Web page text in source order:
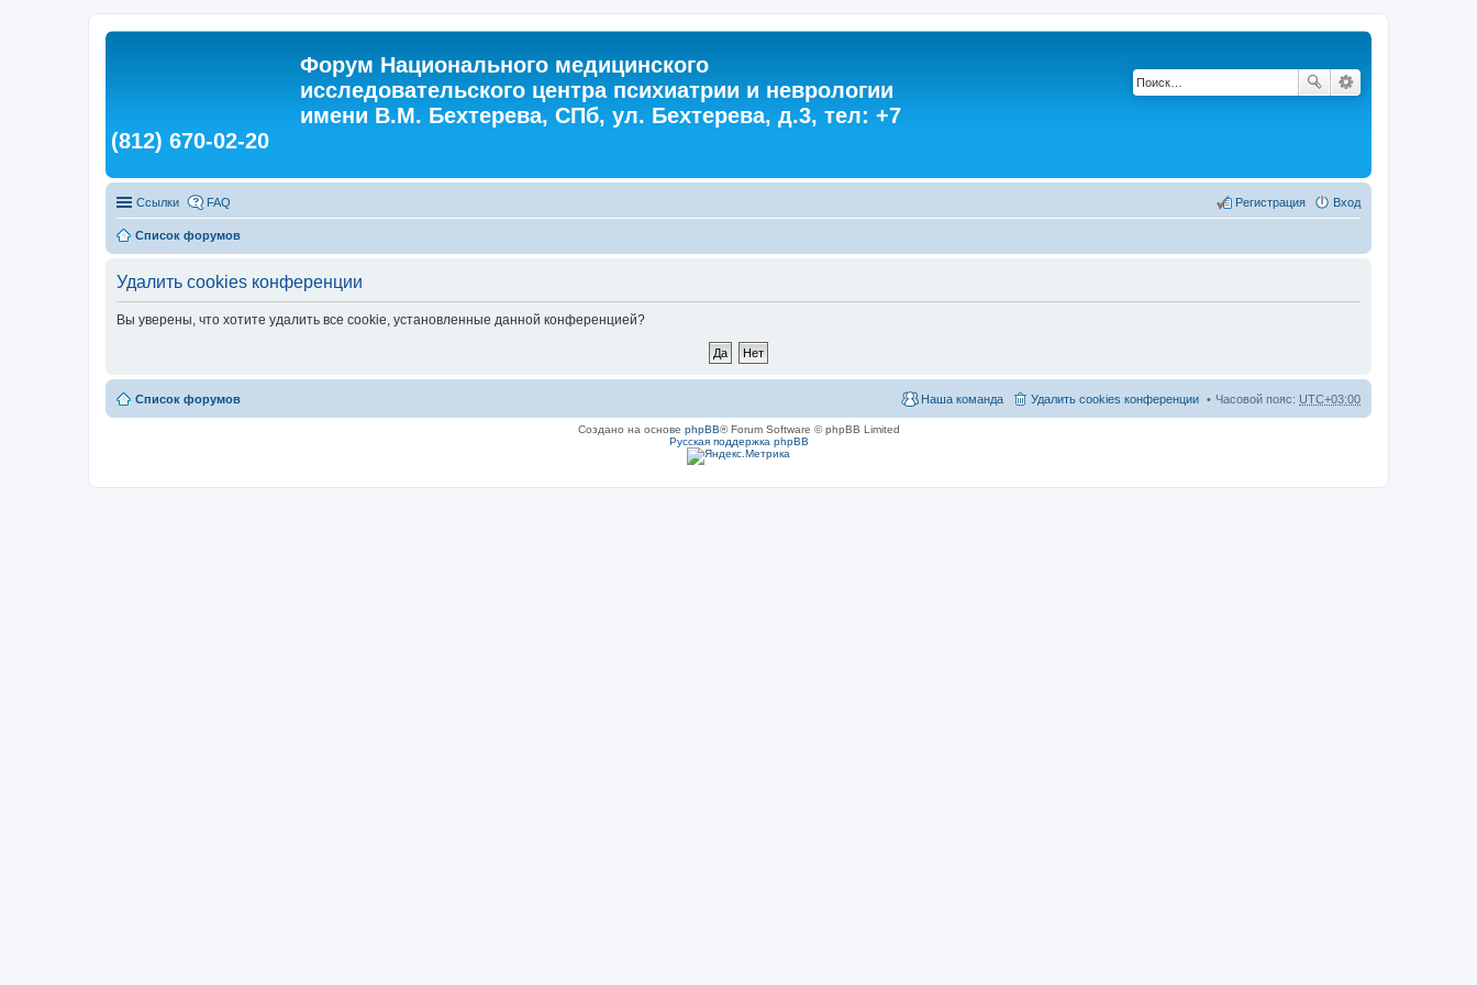
Форум Национального медицинского
исследовательского центра психиатрии и неврологии
имени В.М. Бехтерева, СПб, ул. Бехтерева, д.3, тел: +7
(812) 670-02-20
Ссылки FAQ Вход
Регистрация
Список форумов
Удалить cookies конференции
Вы уверены, что хотите удалить все cookie, установленные данной конференцией?
Список форумов Часовой пояс: UTC+03:00
Удалить cookies конференции
Наша команда
Создано на основе phpBB® Forum Software © phpBB Limited
Русская поддержка phpBB